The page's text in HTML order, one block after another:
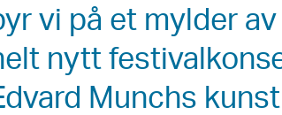
vi på et mylder
nytt
Munchs